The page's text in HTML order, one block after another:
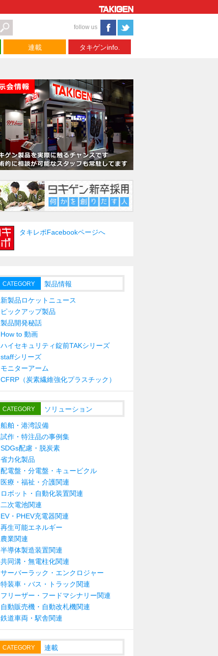
follow us
連載 タキゲンinfo.
タキレポFacebookページへ
CATEGORY 製品情報
新製品ロケットニュース
ピックアップ製品
製品開発秘話
How to 動画
ハイセキュリティ錠前TAKシリーズ
staffシリーズ
モニターアーム
CFRP（炭素繊維強化プラスチック）
CATEGORY ソリューション
船舶・港湾設備
試作・特注品の事例集
SDGs配慮・脱炭素
省力化製品
配電盤・分電盤・キュービクル
医療・福祉・介護関連
ロボット・自動化装置関連
二次電池関連
EV・PHEV充電器関連
再生可能エネルギー
農業関連
半導体製造装置関連
共同溝・無電柱化関連
サーバーラック・エンクロジャー
特装車・バス・トラック関連
フリーザー・フードマシナリー関連
自動販売機・自動改札機関連
鉄道車両・駅舎関連
CATEGORY 連載